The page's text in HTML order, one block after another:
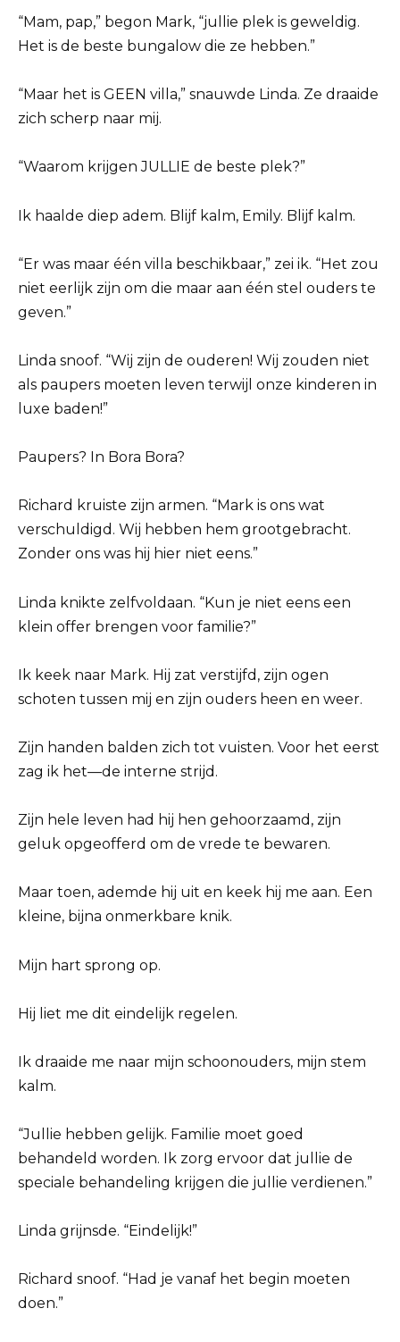
“Mam, pap,” begon Mark, “jullie plek is geweldig.
Het is de beste bungalow die ze hebben.”
“Maar het is GEEN villa,” snauwde Linda. Ze draaide
zich scherp naar mij.
“Waarom krijgen JULLIE de beste plek?”
Ik haalde diep adem. Blijf kalm, Emily. Blijf kalm.
“Er was maar één villa beschikbaar,” zei ik. “Het zou
niet eerlijk zijn om die maar aan één stel ouders te
geven.”
Linda snoof. “Wij zijn de ouderen! Wij zouden niet
als paupers moeten leven terwijl onze kinderen in
luxe baden!”
Paupers? In Bora Bora?
Richard kruiste zijn armen. “Mark is ons wat
verschuldigd. Wij hebben hem grootgebracht.
Zonder ons was hij hier niet eens.”
Linda knikte zelfvoldaan. “Kun je niet eens een
klein offer brengen voor familie?”
Ik keek naar Mark. Hij zat verstijfd, zijn ogen
schoten tussen mij en zijn ouders heen en weer.
Zijn handen balden zich tot vuisten. Voor het eerst
zag ik het—de interne strijd.
Zijn hele leven had hij hen gehoorzaamd, zijn
geluk opgeofferd om de vrede te bewaren.
Maar toen, ademde hij uit en keek hij me aan. Een
kleine, bijna onmerkbare knik.
Mijn hart sprong op.
Hij liet me dit eindelijk regelen.
Ik draaide me naar mijn schoonouders, mijn stem
kalm.
“Jullie hebben gelijk. Familie moet goed
behandeld worden. Ik zorg ervoor dat jullie de
speciale behandeling krijgen die jullie verdienen.”
Linda grijnsde. “Eindelijk!”
Richard snoof. “Had je vanaf het begin moeten
doen.”